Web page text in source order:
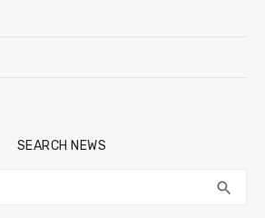
SEARCH NEWS
search